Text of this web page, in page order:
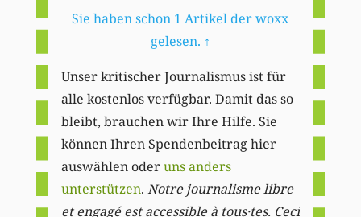
Sie haben schon 1 Artikel der woxx
gelesen. ↑
Unser kritischer Journalismus ist für
alle kostenlos verfügbar. Damit das so
bleibt, brauchen wir Ihre Hilfe. Sie
können Ihren Spendenbeitrag hier
auswählen oderuns anders
unterstützen. Notre journalisme libre
et engagé est accessible à tous·tes. Ceci